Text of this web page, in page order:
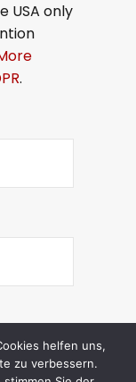
USA only
.
helfen uns,
zu verbessern.